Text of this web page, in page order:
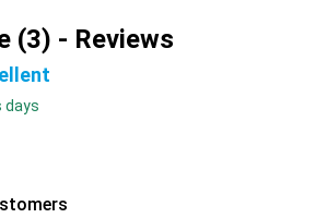
(3) - Reviews
days